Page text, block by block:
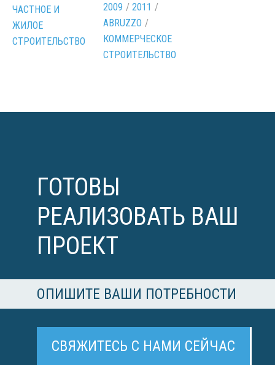
ЧАСТНОЕ И
ЖИЛОЕ
СТРОИТЕЛЬСТВО
2009 / 2011 /
ABRUZZO /
КОММЕРЧЕСКОЕ
СТРОИТЕЛЬСТВО
ГОТОВЫ
РЕАЛИЗОВАТЬ ВАШ
ПРОЕКТ
ОПИШИТЕ ВАШИ ПОТРЕБНОСТИ
СВЯЖИТЕСЬ С НАМИ СЕЙЧАС